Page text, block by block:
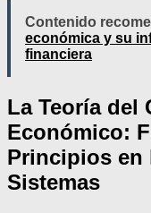
Contenido
económica y su
financiera
La Teoría del
Económico:
Principios en
Sistemas